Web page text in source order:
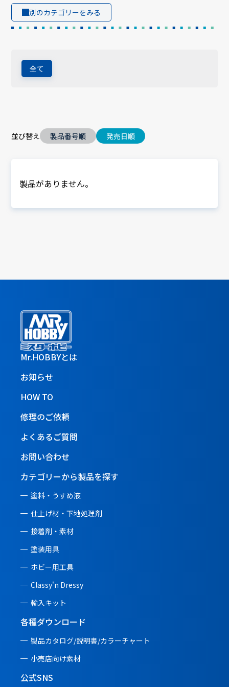
別のカテゴリーをみる
全て
並び替え 製品番号順 発売日順
製品がありません。
Mr.HOBBYとは
お知らせ
HOW TO
修理のご依頼
よくあるご質問
お問い合わせ
カテゴリーから製品を探す
塗料・うすめ液
仕上げ材・下地処理剤
接着剤・素材
塗装用具
ホビー用工具
Classy'n Dressy
輸入キット
各種ダウンロード
製品カタログ/説明書/カラーチャート
小売店向け素材
公式SNS